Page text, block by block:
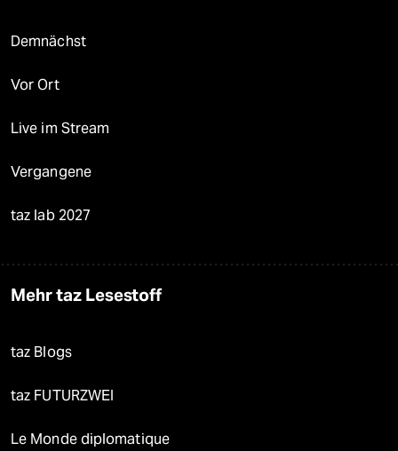
Demnächst
Vor Ort
Live im Stream
Vergangene
taz lab 2027
Mehr taz Lesestoff
taz Blogs
taz FUTURZWEI
Le Monde diplomatique